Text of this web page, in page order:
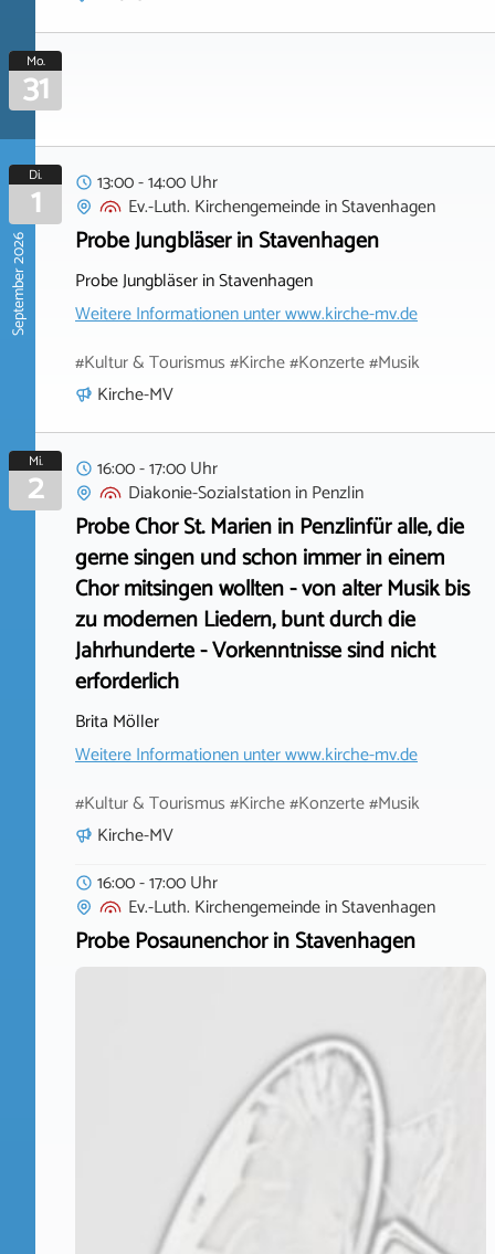
Mo.
31
September 2026
Di.
1
13:00 - 14:00 Uhr
Ev.-Luth. KirchengemeindeinStavenhagen
Probe Jungbläser in Stavenhagen
Probe Jungbläser in Stavenhagen
Weitere Informationen unterwww.kirche-mv.de
#Kultur & Tourismus #Kirche #Konzerte #Musik
Kirche-MV
Mi.
2
16:00 - 17:00 Uhr
Diakonie-SozialstationinPenzlin
Probe Chor St. Marien in Penzlinfür alle, die
gerne singen und schon immer in einem
Chor mitsingen wollten - von alter Musik bis
zu modernen Liedern, bunt durch die
Jahrhunderte - Vorkenntnisse sind nicht
erforderlich
Brita Möller
Weitere Informationen unterwww.kirche-mv.de
#Kultur & Tourismus #Kirche #Konzerte #Musik
Kirche-MV
16:00 - 17:00 Uhr
Ev.-Luth. KirchengemeindeinStavenhagen
Probe Posaunenchor in Stavenhagen